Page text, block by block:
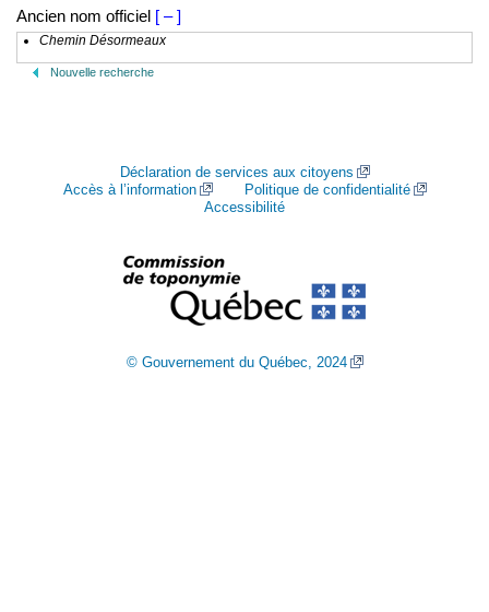
Ancien nom officiel [ – ]
Chemin Désormeaux
Nouvelle recherche
Déclaration de services aux citoyens
Accès à l’information
Politique de confidentialité
Accessibilité
© Gouvernement du Québec, 2024